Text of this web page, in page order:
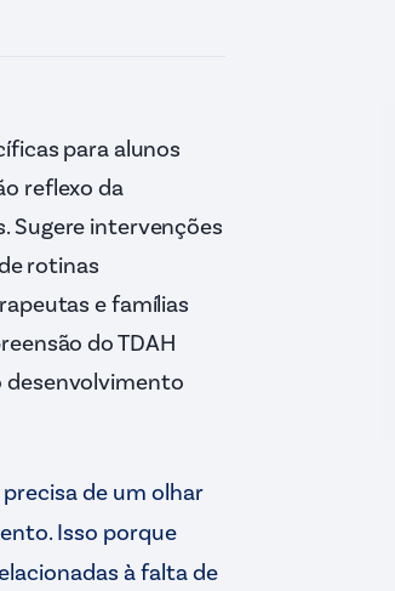
para alunos
reflexo da
Sugere intervenções
rotinas
e famílias
do TDAH
desenvolvimento
de um olhar
Isso porque
à falta de